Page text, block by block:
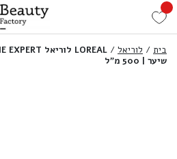
בית / לוריאל /
שיער | 500 מ”ל